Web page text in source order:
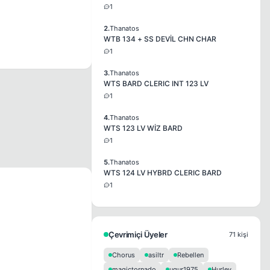
1
2.Thanatos
WTB 134 + SS DEVİL CHN CHAR
1
3.Thanatos
WTS BARD CLERIC INT 123 LV
1
4.Thanatos
WTS 123 LV WİZ BARD
1
5.Thanatos
WTS 124 LV HYBRD CLERIC BARD
1
Çevrimiçi Üyeler 71 kişi
Chorus asiltr
Rebellen